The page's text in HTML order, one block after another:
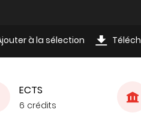
à la sélection
ECTS
6 crédits